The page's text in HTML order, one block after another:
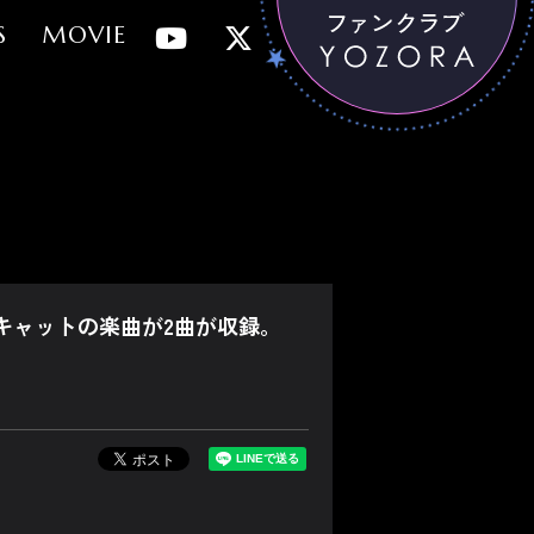
MOVIE
ットの楽曲が2曲が収録。